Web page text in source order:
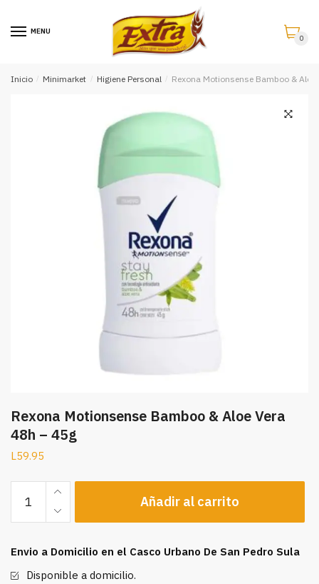
MENU
0
Inicio / Minimarket / Higiene Personal / Rexona Motionsense Bamboo & Aloe
Rexona Motionsense Bamboo & Aloe Vera
48h – 45g
L59.95
Motionsense
Bamboo
Aloe
Vera
Añadir al carrito
Envio a Domicilio en el Casco Urbano De San Pedro Sula
Disponible a domicilio.